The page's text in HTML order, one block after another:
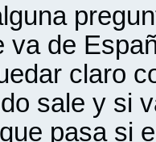
va de
claro
sale y si
pasa si